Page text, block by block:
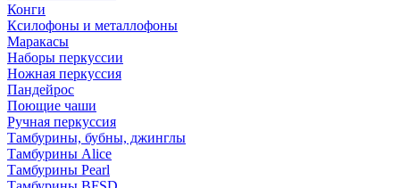
Конги
Ксилофоны и металлофоны
Маракасы
Наборы перкуссии
Ножная перкуссия
Пандейрос
Поющие чаши
Ручная перкуссия
Тамбурины, бубны, джинглы
Тамбурины Alice
Тамбурины Pearl